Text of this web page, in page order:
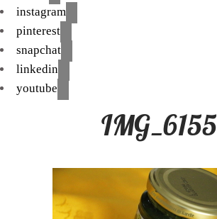
instagram
pinterest
snapchat
linkedin
youtube
IMG_6155